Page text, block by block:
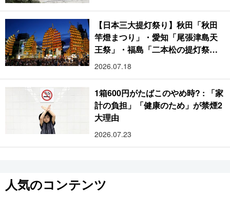
【日本三大提灯祭り】秋田「秋田
竿燈まつり」・愛知「尾張津島天
王祭」・福島「二本松の提灯祭
り」:おびただしい灯火が夜空を照
2026.07.18
1箱600円がたばこのやめ時? : 「家
計の負担」「健康のため」が禁煙2
大理由
2026.07.23
人気のコンテンツ